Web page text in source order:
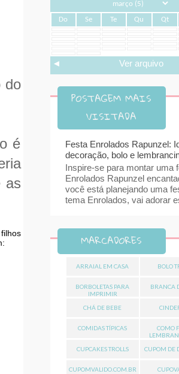
do
é
as
Do Se Te Qu Qt
◄ Ver arquivo
POSTAGEM MAIS
VISITADA
Festa Enrolados Rapunzel:
decoração, bolo e
Inspire-se para montar uma
Enrolados Rapunzel
você está planejando uma
tema Enrolados, vai adorar
MARCADORES
ARRAIAL EM CASA BOLO
BORBOLETAS PARA
IMPRIMIR
BRANCA
CHÁ DE BEBE
COMIDAS TÍPICAS
COMO
CUPCAKES TROLLS
CUPOM DE
CUPOMVALIDO.COM.BR